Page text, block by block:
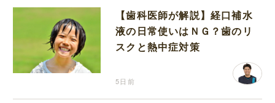
【歯科医師が解説】経口補水
液の日常使いはＮＧ？歯のリ
スクと熱中症対策
5日前